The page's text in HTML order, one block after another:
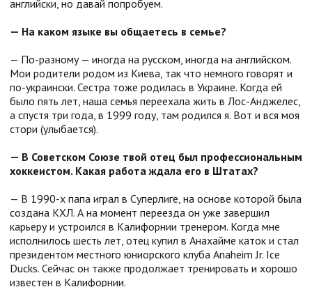
английски, но давай попробуем.
— На каком языке вы общаетесь в семье?
— По-разному — иногда на русском, иногда на английском.
Мои родители родом из Киева, так что немного говорят и
по-украински. Сестра тоже родилась в Украине. Когда ей
было пять лет, наша семья переехала жить в Лос-Анджелес,
а спустя три года, в 1999 году, там родился я. Вот и вся моя
стори (улыбается).
— В Советском Союзе твой отец был профессиональным
хоккеистом. Какая работа ждала его в Штатах?
— В 1990-х папа играл в Суперлиге, на основе которой была
создана КХЛ. А на момент переезда он уже завершил
карьеру и устроился в Калифорнии тренером. Когда мне
исполнилось шесть лет, отец купил в Анахайме каток и стал
президентом местного юниорского клуба Anaheim Jr. Ice
Ducks. Сейчас он также продолжает тренировать и хорошо
известен в Калифорнии.